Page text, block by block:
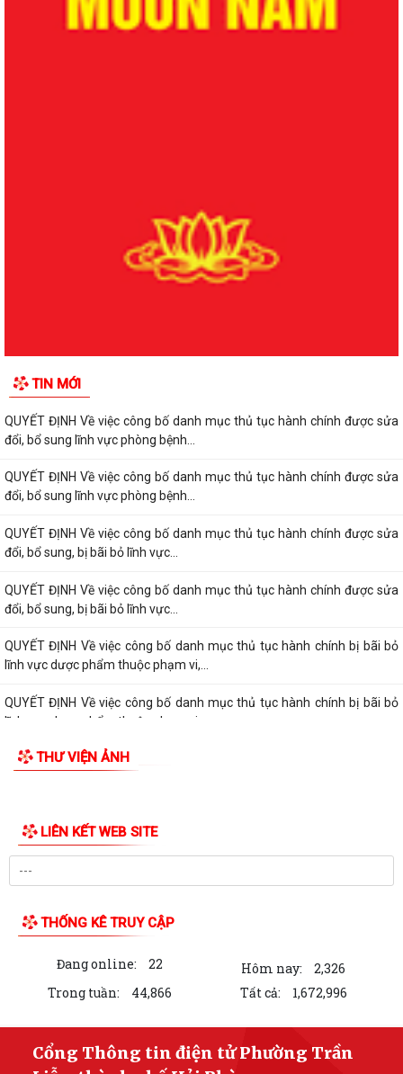
TIN MỚI
QUYẾT ĐỊNH Về việc công bố danh mục thủ tục hành chính được sửa
đổi, bổ sung lĩnh vực phòng bệnh...
QUYẾT ĐỊNH Về việc công bố danh mục thủ tục hành chính được sửa
đổi, bổ sung lĩnh vực phòng bệnh...
QUYẾT ĐỊNH Về việc công bố danh mục thủ tục hành chính được sửa
đổi, bổ sung, bị bãi bỏ lĩnh vực...
QUYẾT ĐỊNH Về việc công bố danh mục thủ tục hành chính được sửa
đổi, bổ sung, bị bãi bỏ lĩnh vực...
QUYẾT ĐỊNH Về việc công bố danh mục thủ tục hành chính bị bãi bỏ
lĩnh vực dược phẩm thuộc phạm vi,...
QUYẾT ĐỊNH Về việc công bố danh mục thủ tục hành chính bị bãi bỏ
lĩnh vực dược phẩm thuộc phạm vi,...
THƯ VIỆN ẢNH